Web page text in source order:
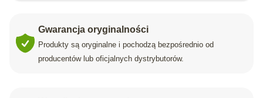
Gwarancja oryginalności
Produkty są oryginalne i pochodzą bezpośrednio od
producentów lub oficjalnych dystrybutorów.